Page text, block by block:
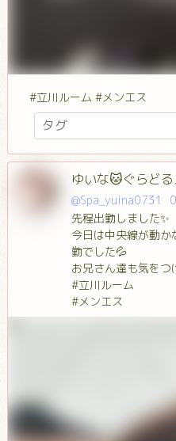
#立川ルーム #メンエス
ゆいな🐱ぐらど
@Spa_yuina0731
先程出勤しました✨
今日は中央線が動
勤でした💦
お兄さん達も気を
#立川ルーム
#メンエス